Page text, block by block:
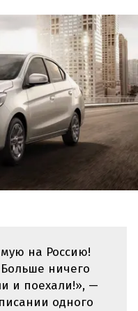
на Россию!
ничего
и поехали!», —
одного